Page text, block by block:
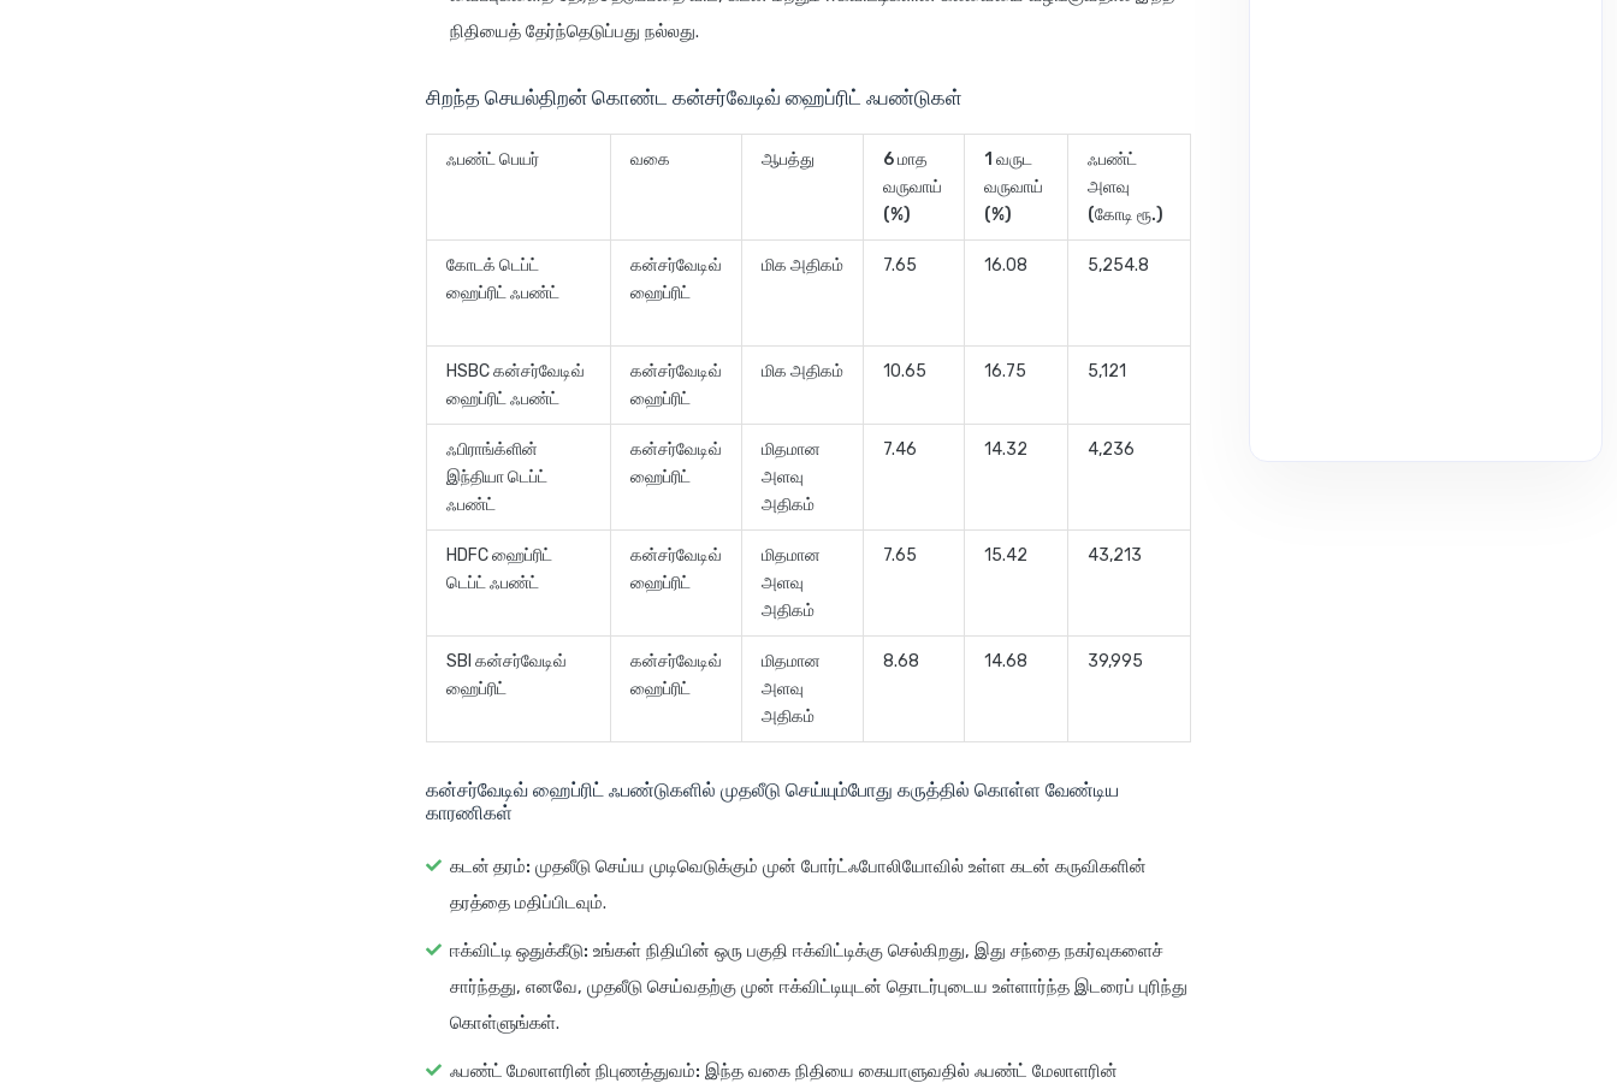
நிதியைத் தேர்ந்தெடுப்பது நல்லது.
சிறந்த செயல்திறன் கொண்ட கன்சர்வேடிவ் ஹைப்ரிட் ஃபண்டுகள்
ஃபண்ட் பெயர் வகை ஆபத்து
6 மாத
வருவாய்
(%)
1 வருட
வருவாய்
(%)
ஃபண்ட்
அளவு
(கோடி ரூ.)
கோடக் டெப்ட்
ஹைப்ரிட் ஃபண்ட்
கன்சர்வேடிவ்
ஹைப்ரிட்
மிக அதிகம் 7.65 16.08 5,254.8
HSBC கன்சர்வேடிவ்
ஹைப்ரிட் ஃபண்ட்
கன்சர்வேடிவ்
ஹைப்ரிட்
மிக அதிகம் 10.65 16.75 5,121
ஃபிராங்க்ளின்
இந்தியா டெப்ட்
ஃபண்ட்
கன்சர்வேடிவ்
ஹைப்ரிட்
மிதமான
அளவு
அதிகம்
7.46 14.32 4,236
HDFC ஹைப்ரிட்
டெப்ட் ஃபண்ட்
கன்சர்வேடிவ்
ஹைப்ரிட்
மிதமான
அளவு
அதிகம்
7.65 15.42 43,213
SBI கன்சர்வேடிவ்
ஹைப்ரிட்
கன்சர்வேடிவ்
ஹைப்ரிட்
மிதமான
அளவு
அதிகம்
8.68 14.68 39,995
கன்சர்வேடிவ் ஹைப்ரிட் ஃபண்டுகளில் முதலீடு செய்யும்போது கருத்தில் கொள்ள வேண்டிய
காரணிகள்
கடன் தரம்: முதலீடு செய்ய முடிவெடுக்கும் முன் போர்ட்ஃபோலியோவில் உள்ள கடன் கருவிகளின்
தரத்தை மதிப்பிடவும்.
ஈக்விட்டி ஒதுக்கீடு: உங்கள் நிதியின் ஒரு பகுதி ஈக்விட்டிக்கு செல்கிறது, இது சந்தை நகர்வுகளைச்
சார்ந்தது, எனவே, முதலீடு செய்வதற்கு முன் ஈக்விட்டியுடன் தொடர்புடைய உள்ளார்ந்த இடரைப் புரிந்து
கொள்ளுங்கள்.
ஃபண்ட் மேலாளரின் நிபுணத்துவம்: இந்த வகை நிதியை கையாளுவதில் ஃபண்ட் மேலாளரின்